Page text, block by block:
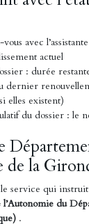
avec
actuel
: durée
dernier
elles existent)
du dossier : le
de la
service qui
du
.